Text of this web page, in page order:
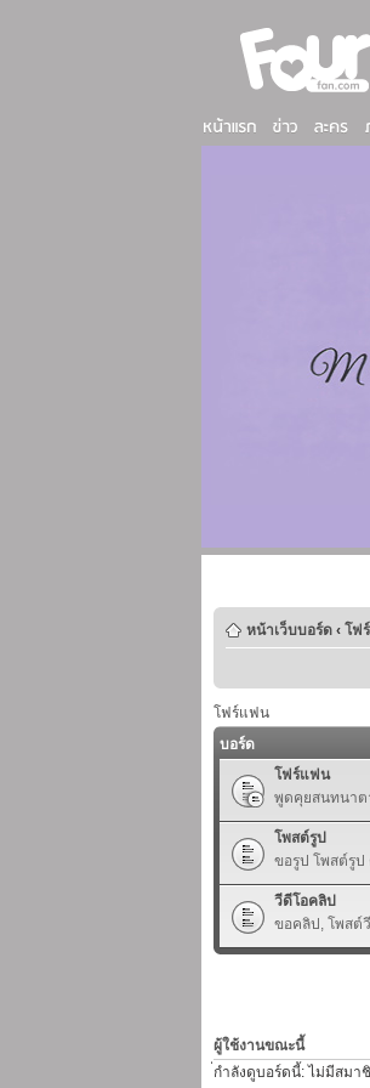
หน้าเว็บบอร์ด ‹ โฟ
โฟร์แฟน
บอร์ด
โฟร์แฟน
พูดคุยสนทนาต
โพสต์รูป
ขอรูป โพสต์รูป
วีดีโอคลิป
ขอคลิป, โพสต์
ผู้ใช้งานขณะนี้
กำลังดูบอร์ดนี้: ไม่มีสมา